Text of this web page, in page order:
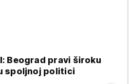
Beograd pravi široku
spoljnoj politici